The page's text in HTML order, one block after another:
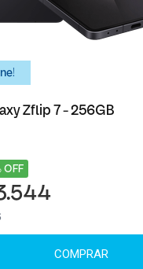
Zflip 7 - 256GB
OFF
COMPRAR